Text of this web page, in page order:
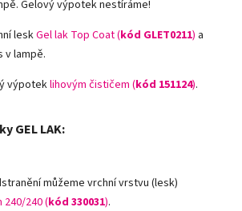
Gelový výpotek nestíráme!
leskGel lak Top Coat (kód GLET0211) a
v lampě.
výpoteklihovým čističem (kód 151124).
GEL LAK:
můžeme vrchní vrstvu (lesk)
240/240 (kód 330031).